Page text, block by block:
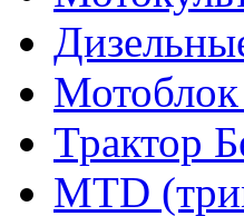
Мотоблок
Трактор
MTD